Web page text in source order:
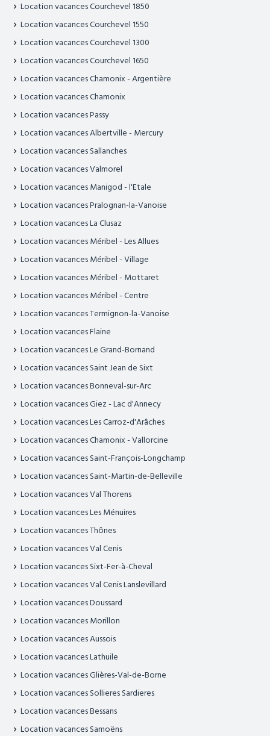
Location vacances Courchevel 1850
Location vacances Courchevel 1550
Location vacances Courchevel 1300
Location vacances Courchevel 1650
Location vacances Chamonix - Argentière
Location vacances Chamonix
Location vacances Passy
Location vacances Albertville - Mercury
Location vacances Sallanches
Location vacances Valmorel
Location vacances Manigod - l'Etale
Location vacances Pralognan-la-Vanoise
Location vacances La Clusaz
Location vacances Méribel - Les Allues
Location vacances Méribel - Village
Location vacances Méribel - Mottaret
Location vacances Méribel - Centre
Location vacances Termignon-la-Vanoise
Location vacances Flaine
Location vacances Le Grand-Bornand
Location vacances Saint Jean de Sixt
Location vacances Bonneval-sur-Arc
Location vacances Giez - Lac d'Annecy
Location vacances Les Carroz-d'Arâches
Location vacances Chamonix - Vallorcine
Location vacances Saint-François-Longchamp
Location vacances Saint-Martin-de-Belleville
Location vacances Val Thorens
Location vacances Les Ménuires
Location vacances Thônes
Location vacances Val Cenis
Location vacances Sixt-Fer-à-Cheval
Location vacances Val Cenis Lanslevillard
Location vacances Doussard
Location vacances Morillon
Location vacances Aussois
Location vacances Lathuile
Location vacances Glières-Val-de-Borne
Location vacances Sollieres Sardieres
Location vacances Bessans
Location vacances Samoëns